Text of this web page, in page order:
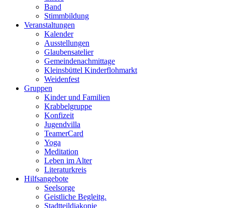
Band
Stimmbildung
Veranstaltungen
Kalender
Ausstellungen
Glaubensatelier
Gemeindenachmittage
Kleinsbüttel Kinder­flohmarkt
Weidenfest
Gruppen
Kinder und Familien
Krabbelgruppe
Konfizeit
Jugendvilla
TeamerCard
Yoga
Meditation
Leben im Alter
Literaturkreis
Hilfsangebote
Seelsorge
Geistliche Begleitg.
Stadtteildiakonie